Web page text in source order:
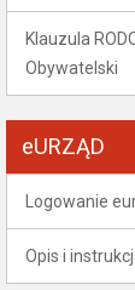
Klauzula
Obywatelski
eURZĄD
Logowanie
Opis i